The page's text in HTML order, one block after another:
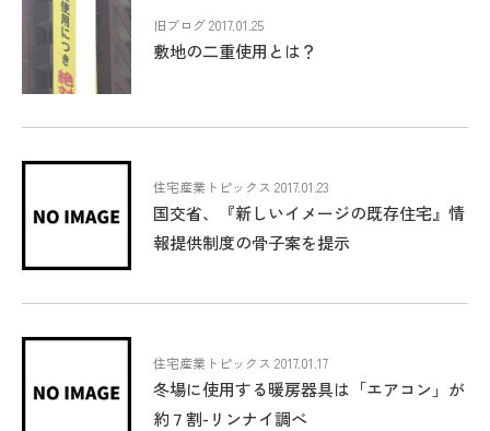
旧ブログ 2017.01.25
敷地の二重使用とは？
住宅産業トピックス 2017.01.23
国交省、『新しいイメージの既存住宅』情
報提供制度の骨子案を提示
住宅産業トピックス 2017.01.17
冬場に使用する暖房器具は「エアコン」が
約７割-リンナイ調べ